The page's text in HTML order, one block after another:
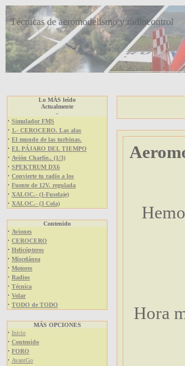
Técnicas de aeromodelismo y radiocontrol
Lo MÁS leído
Actualmente
-
· Simulador FMS
· 1.- CEROCERO. Las alas
· El mundo de las turbinas.
· EL PÁJARO DEL TIEMPO
· Avión Charlie.. (1/3)
· SPEKTRUM DX6
· Convierte tu radio a los
· Fuente de 12V. regulada
· XALOC.- (1-Fuselaje)
· XALOC.- (3 Cola)
Contenido
· Aviones
· CEROCERO
· Helicópteros
· Miscelánea
· Motores
· Radios
· Técnica
· Volar
· TODO de TODO
MÁS OPCIONES
· Inicio
· Contenido
· FORO
· AvantGo
Hora